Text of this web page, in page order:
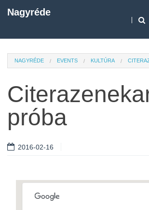
Nagyréde
NAGYRÉDE EVENTS KULTÚRA
próba
2016-02-16